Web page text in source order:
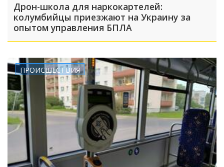
Дрон-школа для наркокартелей:
колумбийцы приезжают на Украину за
опытом управления БПЛА
ПРОИСШЕСТВИЯ